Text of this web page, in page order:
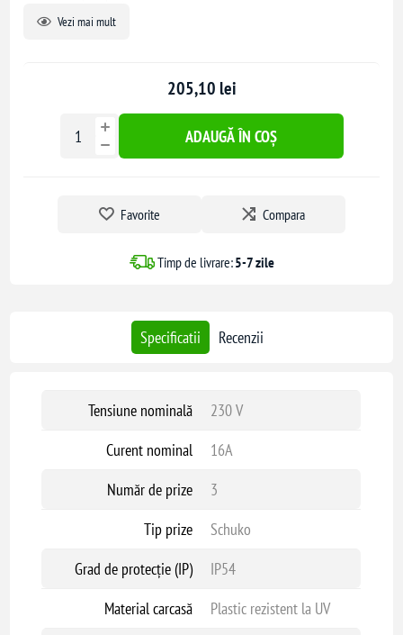
Tabloul este prevăzut cu elemente de protecție pentru a preveni
utilizare în construcții, ateliere, spații industriale și agricole.
Vezi mai mult
205,10 lei
ADAUGĂ ÎN COȘ
Favorite Compara
Timp de livrare:5-7 zile
Specificatii Recenzii
Tensiune nominală
230 V
Curent nominal
16A
Număr de prize
3
Tip prize
Schuko
Grad de protecție (IP)
IP54
Material carcasă
Plastic rezistent la UV